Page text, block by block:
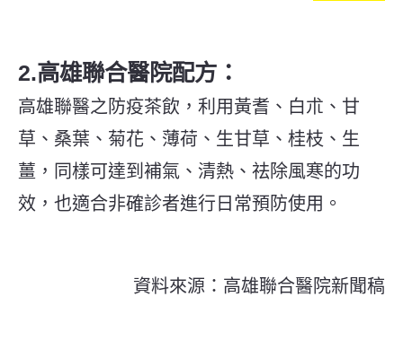
2.高雄聯合醫院配方：
高雄聯醫之防疫茶飲，利用黃耆、白朮、甘
草、桑葉、菊花、薄荷、生甘草、桂枝、生
薑，同樣可達到補氣、清熱、祛除風寒的功
效，也適合非確診者進行日常預防使用。
資料來源：高雄聯合醫院新聞稿